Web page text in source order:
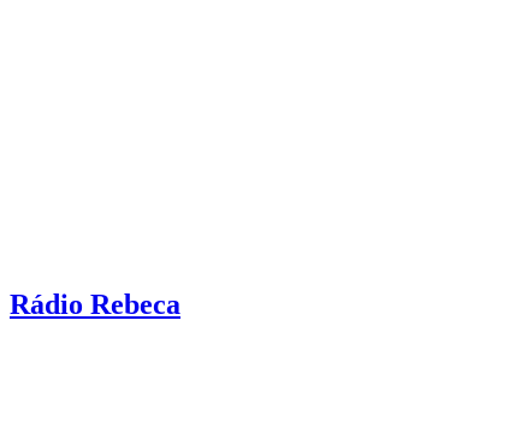
Rádio Rebeca